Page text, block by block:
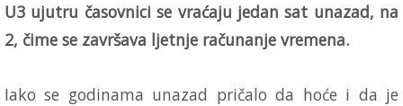
U3 ujutru časovnici se vraćaju jedan sat unazad, na
2, čime se završava ljetnje računanje vremena.
Iako se godinama unazad pričalo da hoće i da je